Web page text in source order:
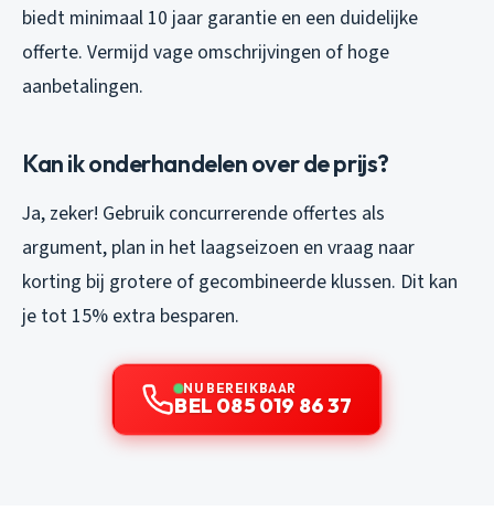
biedt minimaal 10 jaar garantie en een duidelijke
offerte. Vermijd vage omschrijvingen of hoge
aanbetalingen.
Kan ik onderhandelen over de prijs?
Ja, zeker! Gebruik concurrerende offertes als
argument, plan in het laagseizoen en vraag naar
korting bij grotere of gecombineerde klussen. Dit kan
je tot 15% extra besparen.
NU BEREIKBAAR
BEL 085 019 86 37